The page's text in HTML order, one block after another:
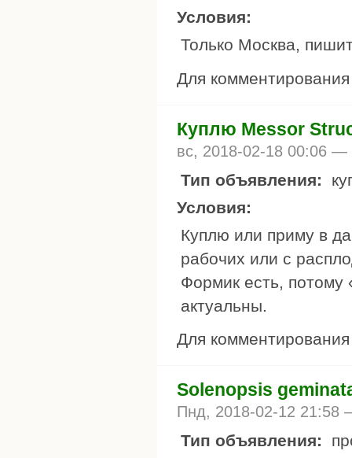
Условия:
Только Москва,
Для
Куплю Messor
вс, 2018-02-18 00:06 —
Тип объявления:
Условия:
Куплю или приму в
рабочих или с
Формик есть,
актуальны.
Для
Solenopsis
Пнд, 2018-02-12
Тип объявления: